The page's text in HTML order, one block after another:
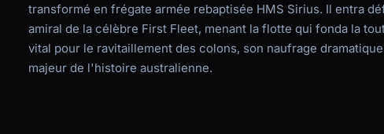
transformé en frégate armée rebaptisée HMS Sirius. Il entra
amiral de la célèbre First Fleet, menant la flotte qui fonda la
vital pour le ravitaillement des colons, son naufrage
majeur de l'histoire australienne.